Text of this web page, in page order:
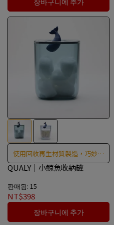
使用回收再生材質製造，巧妙地
節省空間
QUALY｜小鯨魚收納罐
판매됨: 15
NT$398
장바구니에 추가